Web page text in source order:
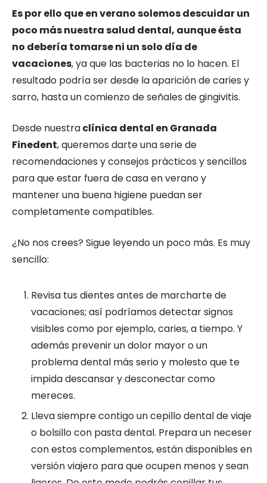
Es por ello que en verano solemos descuidar un
poco más nuestra salud dental, aunque ésta
no debería tomarse ni un solo día de
vacaciones, ya que las bacterias no lo hacen. El
resultado podría ser desde la aparición de caries y
sarro, hasta un comienzo de señales de gingivitis.
Desde nuestraclínica dental en Granada
Finedent, queremos darte una serie de
recomendaciones y consejos prácticos y sencillos
para que estar fuera de casa en verano y
mantener una buena higiene puedan ser
completamente compatibles.
¿No nos crees? Sigue leyendo un poco más. Es muy
sencillo:
Revisa tus dientes antes de marcharte de
vacaciones; así podríamos detectar signos
visibles como por ejemplo, caries, a tiempo. Y
además prevenir un dolor mayor o un
problema dental más serio y molesto que te
impida descansar y desconectar como
mereces.
Lleva siempre contigo un cepillo dental de viaje
o bolsillo con pasta dental. Prepara un neceser
con estos complementos, están disponibles en
versión viajero para que ocupen menos y sean